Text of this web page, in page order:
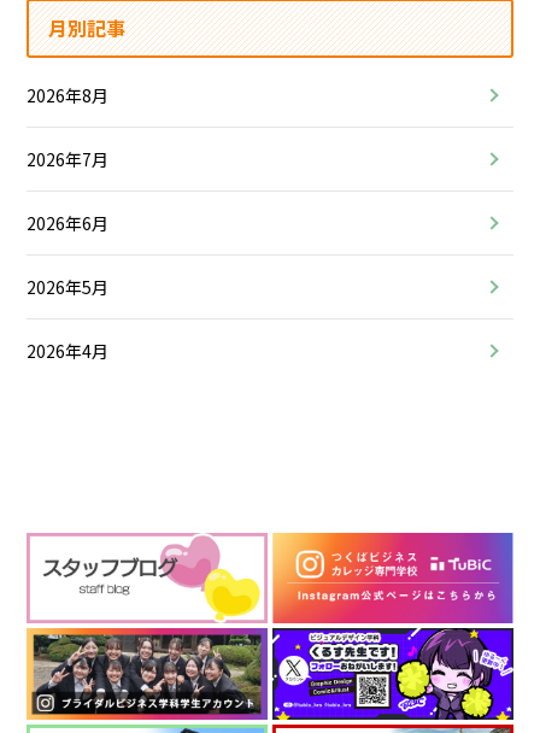
月別記事
2026年8月
2026年7月
2026年6月
2026年5月
2026年4月